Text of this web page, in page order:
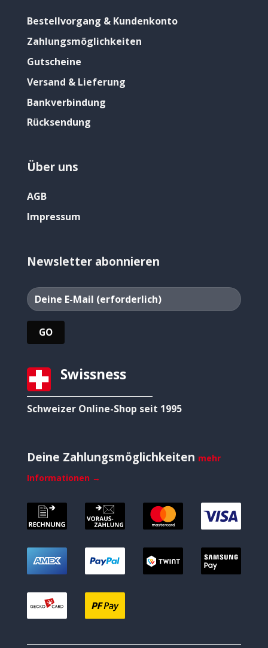
Bestellvorgang & Kundenkonto
Zahlungsmöglichkeiten
Gutscheine
Versand & Lieferung
Bankverbindung
Rücksendung
Über uns
AGB
Impressum
Newsletter abonnieren
Swissness
Schweizer Online-Shop seit 1995
Deine Zahlungsmöglichkeiten mehr
Informationen →